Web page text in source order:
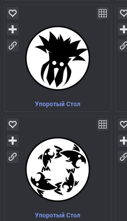
Упоротый Стол
Упоротый Стол